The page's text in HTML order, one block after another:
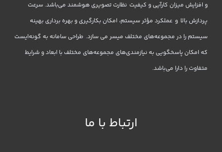
و افزایش میزان کارآیی و کیفیت نظارت تصویری هوشمند می‌باشد. سرعت
پردازش بالا و عملکرد مؤثر سیستم، امکان بکارگیری و بهره برداری بهینه
سیستم را در مجموعه‌های مختلف میسر می سازد. طراحی سامانه به گونه‌ایست
که امکان پاسخگویی به نیازمندی‌های مجموعه‌های مختلف با ابعاد و شرایط
متفاوت را دارا می‌باشد.
ارتباط با ما